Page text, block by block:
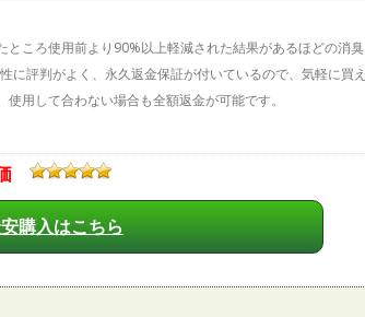
ところ使用前より90%以上軽減された結果があるほどの消臭
に評判がよく、永久返金保証が付いているので、気軽に買え
用して合わない場合も全額返金が可能です。
購入はこちら